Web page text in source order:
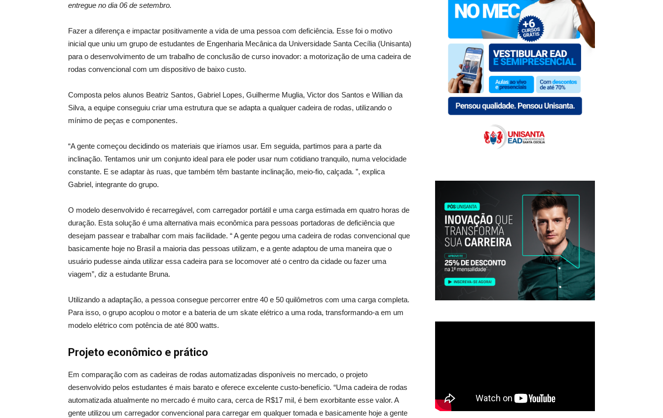
entregue no dia 06 de setembro.
Fazer a diferença e impactar positivamente a vida de uma pessoa com deficiência. Esse foi o motivo
inicial que uniu um grupo de estudantes de Engenharia Mecânica da Universidade Santa Cecília (Unisanta)
para o desenvolvimento de um trabalho de conclusão de curso inovador: a motorização de uma cadeira de
rodas convencional com um dispositivo de baixo custo.
Composta pelos alunos Beatriz Santos, Gabriel Lopes, Guilherme Muglia, Victor dos Santos e Willian da
Silva, a equipe conseguiu criar uma estrutura que se adapta a qualquer cadeira de rodas, utilizando o
mínimo de peças e componentes.
“A gente começou decidindo os materiais que iríamos usar. Em seguida, partimos para a parte da
inclinação. Tentamos unir um conjunto ideal para ele poder usar num cotidiano tranquilo, numa velocidade
constante. E se adaptar às ruas, que também têm bastante inclinação, meio-fio, calçada. ”, explica
Gabriel, integrante do grupo.
O modelo desenvolvido é recarregável, com carregador portátil e uma carga estimada em quatro horas de
duração. Esta solução é uma alternativa mais econômica para pessoas portadoras de deficiência que
desejam passear e trabalhar com mais facilidade. “ A gente pegou uma cadeira de rodas convencional que
basicamente hoje no Brasil a maioria das pessoas utilizam, e a gente adaptou de uma maneira que o
usuário pudesse ainda utilizar essa cadeira para se locomover até o centro da cidade ou fazer uma
viagem”, diz a estudante Bruna.
Utilizando a adaptação, a pessoa consegue percorrer entre 40 e 50 quilômetros com uma carga completa.
Para isso, o grupo acoplou o motor e a bateria de um skate elétrico a uma roda, transformando-a em um
modelo elétrico com potência de até 800 watts.
Projeto econômico e prático
Em comparação com as cadeiras de rodas automatizadas disponíveis no mercado, o projeto
desenvolvido pelos estudantes é mais barato e oferece excelente custo-benefício. “Uma cadeira de rodas
automatizada atualmente no mercado é muito cara, cerca de R$17 mil, é bem exorbitante esse valor. A
gente utilizou um carregador convencional para carregar em qualquer tomada e basicamente hoje a gente